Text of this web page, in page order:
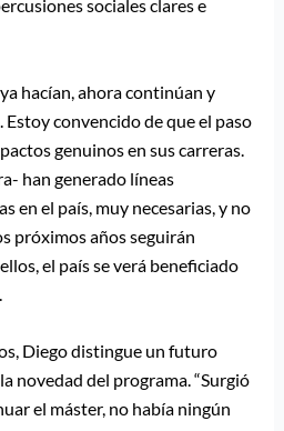
sociales clares e
hacían, ahora continúan y
convencido de que el paso
genuinos en sus carreras.
han generado líneas
en el país, muy necesarias, y no
próximos años seguirán
el país se verá beneficiado
Diego distingue un futuro
novedad del programa. “Surgió
el máster, no había ningún